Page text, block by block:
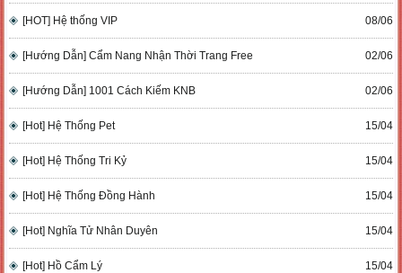
[HOT] Hệ thống VIP 08/06
[Hướng Dẫn] Cẩm Nang Nhận Thời Trang Free 02/06
[Hướng Dẫn] 1001 Cách Kiếm KNB 02/06
[Hot] Hệ Thống Pet 15/04
[Hot] Hệ Thống Tri Kỷ 15/04
[Hot] Hệ Thống Đồng Hành 15/04
[Hot] Nghĩa Tử Nhân Duyên 15/04
[Hot] Hồ Cẩm Lý 15/04